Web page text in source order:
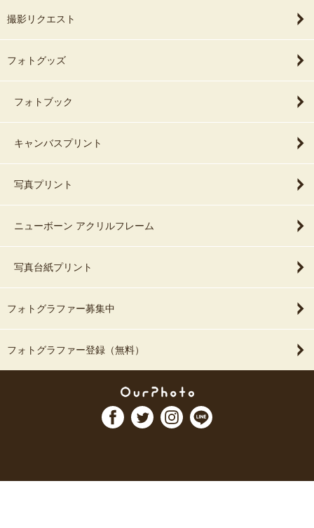
撮影リクエスト
フォトグッズ
フォトブック
キャンバスプリント
写真プリント
ニューボーン アクリルフレーム
写真台紙プリント
フォトグラファー募集中
フォトグラファー登録（無料）